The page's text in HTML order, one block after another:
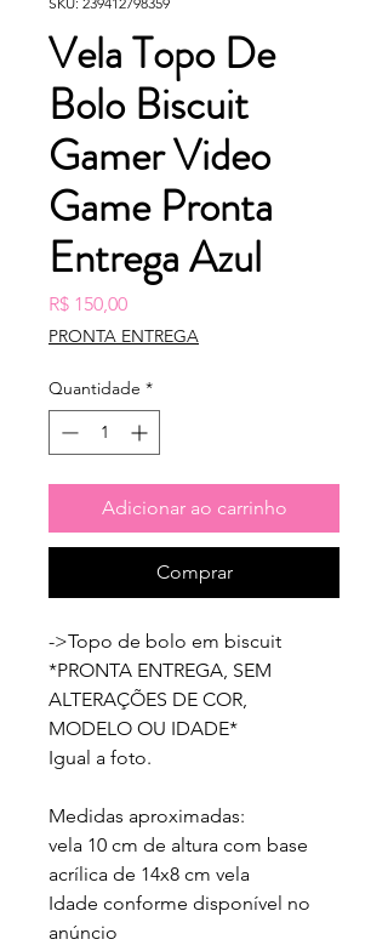
Vela Topo De
Bolo Biscuit
Gamer Video
Game Pronta
Entrega Azul
R$ 150,00Preço
PRONTA ENTREGA
Quantidade *
Adicionar ao carrinho
Comprar
->Topo de bolo em biscuit
*PRONTA ENTREGA, SEM
ALTERAÇÕES DE COR,
MODELO OU IDADE*
Igual a foto.
Medidas aproximadas:
vela 10 cm de altura com base
acrílica de 14x8 cm vela
Idade conforme disponível no
anúncio